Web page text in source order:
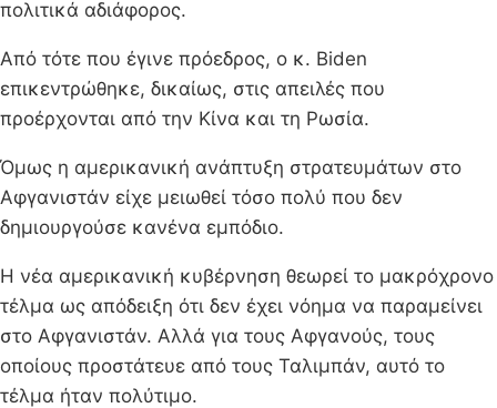
πολιτικά αδιάφορος.
Από τότε που έγινε πρόεδρος, ο κ. Biden
επικεντρώθηκε, δικαίως, στις απειλές που
προέρχονται από την Κίνα και τη Ρωσία.
Όμως η αμερικανική ανάπτυξη στρατευμάτων στο
Αφγανιστάν είχε μειωθεί τόσο πολύ που δεν
δημιουργούσε κανένα εμπόδιο.
Η νέα αμερικανική κυβέρνηση θεωρεί το μακρόχρονο
τέλμα ως απόδειξη ότι δεν έχει νόημα να παραμείνει
στο Αφγανιστάν. Αλλά για τους Αφγανούς, τους
οποίους προστάτευε από τους Ταλιμπάν, αυτό το
τέλμα ήταν πολύτιμο.